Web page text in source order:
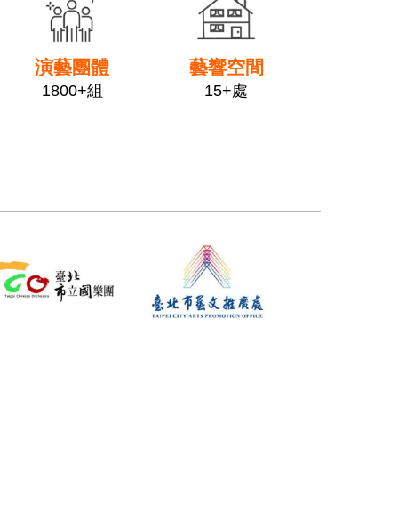
演藝團體
1800+組
藝響空間
15+處